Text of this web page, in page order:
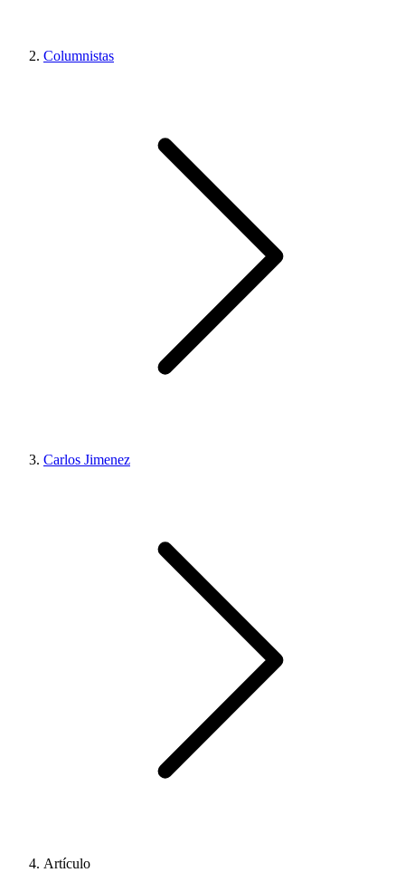
Columnistas
Carlos Jimenez
Artículo